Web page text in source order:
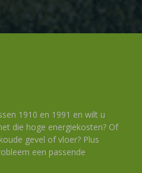
1910 en 1991 en wilt u
die hoge energiekosten? Of
gevel of vloer? Plus
een passende